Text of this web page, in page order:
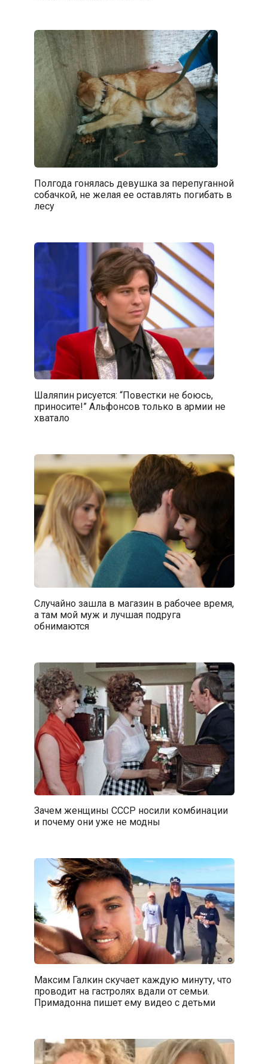
Полгода гонялась девушка за перепуганной
собачкой, не желая ее оставлять погибать в
лесу
Шаляпин рисуется: “Повестки не боюсь,
приносите!” Альфонсов только в армии не
хватало
Случайно зашла в магазин в рабочее время,
а там мой муж и лучшая подруга
обнимаются
Зачем женщины СССР носили комбинации
и почему они уже не модны
Максим Галкин скучает каждую минуту, что
проводит на гастролях вдали от семьи.
Примадонна пишет ему видео с детьми